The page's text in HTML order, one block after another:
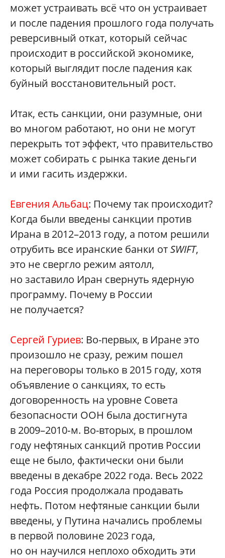
может устраивать всё что он устраивает
и после падения прошлого года получать
реверсивный откат, который сейчас
происходит в российской экономике,
который выглядит после падения как
буйный восстановительный рост.
Итак, есть санкции, они разумные, они
во многом работают, но они не могут
перекрыть тот эффект, что правительство
может собирать с рынка такие деньги
и ими гасить издержки.
Евгения Альбац: Почему так происходит?
Когда были введены санкции против
Ирана в 2012–2013 году, а потом решили
отрубить все иранские банки отSWIFT,
это не свергло режим аятолл,
но заставило Иран свернуть ядерную
программу. Почему в России
не получается?
Сергей Гуриев: Во-первых, в Иране это
произошло не сразу, режим пошел
на переговоры только в 2015 году, хотя
объявление о санкциях, то есть
договоренность на уровне Совета
безопасности ООН была достигнута
в 2009–2010‑м. Во-вторых, в прошлом
году нефтяных санкций против России
еще не было, фактически они были
введены в декабре 2022 года. Весь 2022
года Россия продолжала продавать
нефть. Потом нефтяные санкции были
введены, у Путина начались проблемы
в первой половине 2023 года,
но он научился неплохо обходить эти